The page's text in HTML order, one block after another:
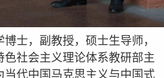
士，副教授，硕士生导师，
色社会主义理论体系教研部主
当代中国马克思主义与中国式